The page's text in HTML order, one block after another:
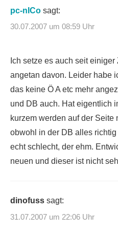
pc-nICo sagt:
30.07.2007 um 08:59 Uhr
Ich setze es auch seit
angetan davon. Leider habe
das keine Ö A etc mehr
und DB auch. Hat eigentlich
kurzem werden auf der Seite
obwohl in der DB alles
echt schlecht, der ehm.
neuen und dieser ist nicht
dinofuss sagt:
31.07.2007 um 22:06 Uhr